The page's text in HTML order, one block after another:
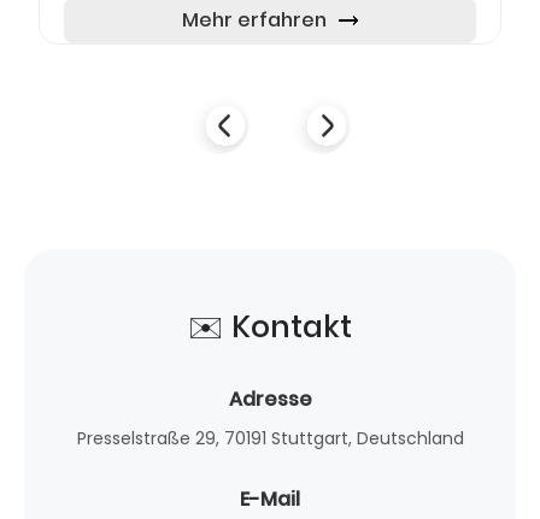
schaffen, in denen junge Mensche...
Mehr erfahren
✉️ Kontakt
Adresse
Presselstraße 29, 70191 Stuttgart, Deutschland
E-Mail